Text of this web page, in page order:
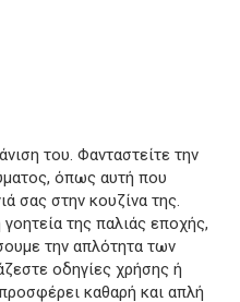
του. Φανταστείτε την
όπως αυτή που
σας στην κουζίνα της.
της παλιάς εποχής,
την απλότητα των
οδηγίες χρήσης ή
καθαρή και απλή